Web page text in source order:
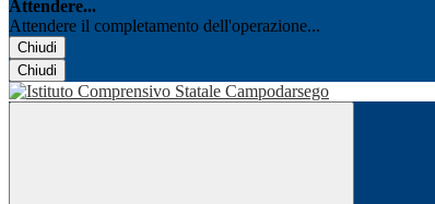
Attendere...
Attendere il completamento dell'operazione...
Chiudi
Chiudi